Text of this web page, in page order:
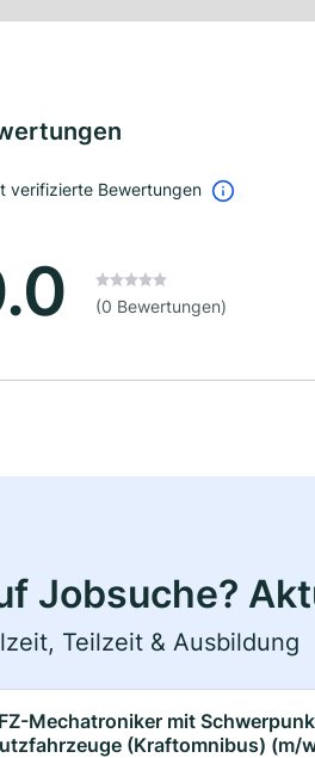
verifizierte Bewertungen
(0 Bewertungen)
Jobsuche?
Teilzeit & Ausbildung
Mechatroniker mit
(Kraftomnibus) (m/